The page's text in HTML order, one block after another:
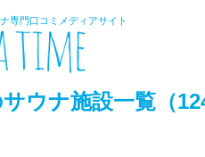
専門口コミメディアサイト
ウナ施設一覧（